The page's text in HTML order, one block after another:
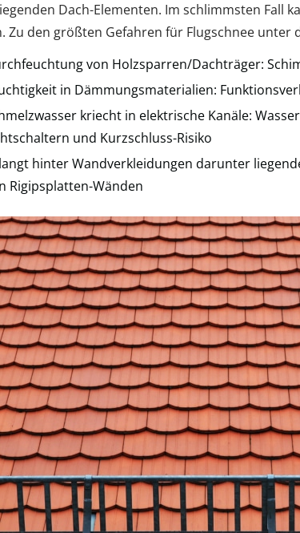
Dach-Elementen. Im schlimmsten Fall
Zu den größten Gefahren für Flugschnee unter
von Holzsparren/Dachträger:
in Dämmungsmaterialien:
kriecht in elektrische Kanäle:
und Kurzschluss-Risiko
hinter Wandverkleidungen darunter
Rigipsplatten-Wänden